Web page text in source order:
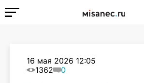
16 мая 2026 12:05
1362
0